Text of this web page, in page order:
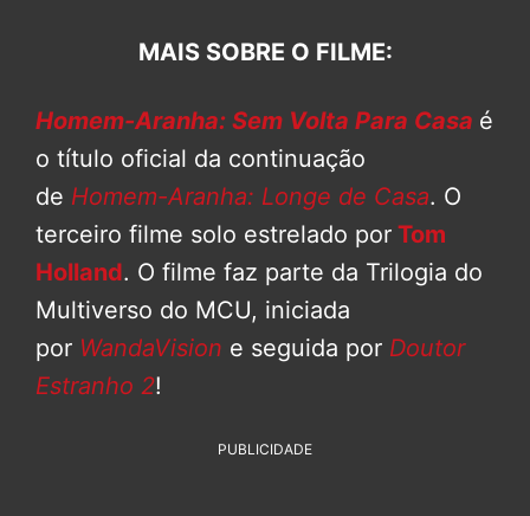
MAIS SOBRE O FILME:
Homem-Aranha: Sem Volta Para Casa é
o título oficial da continuação
de Homem-Aranha: Longe de Casa. O
terceiro filme solo estrelado por Tom
Holland. O filme faz parte da Trilogia do
Multiverso do MCU, iniciada
por WandaVision e seguida por Doutor
Estranho 2!
PUBLICIDADE